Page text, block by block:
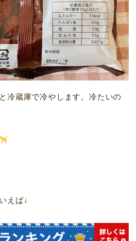
冷蔵庫で冷やします。冷たいの
えば↓